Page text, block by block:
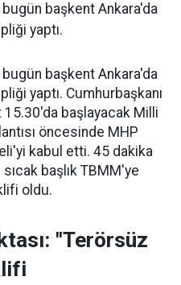
başkent Ankara'da
yaptı.
başkent Ankara'da
yaptı. Cumhurbaşkanı
15.30'da başlayacak Milli
öncesinde MHP
kabul etti. 45 dakika
başlık TBMM'ye
oldu.
"Terörsüz